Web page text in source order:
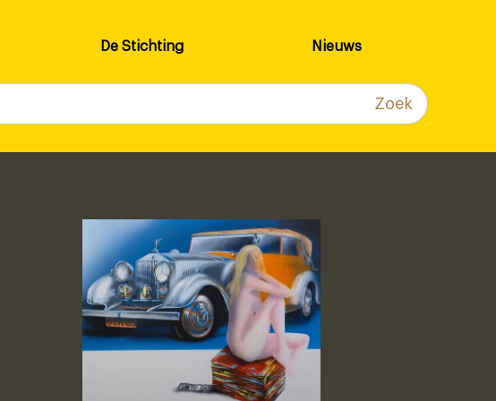
De Stichting Nieuws